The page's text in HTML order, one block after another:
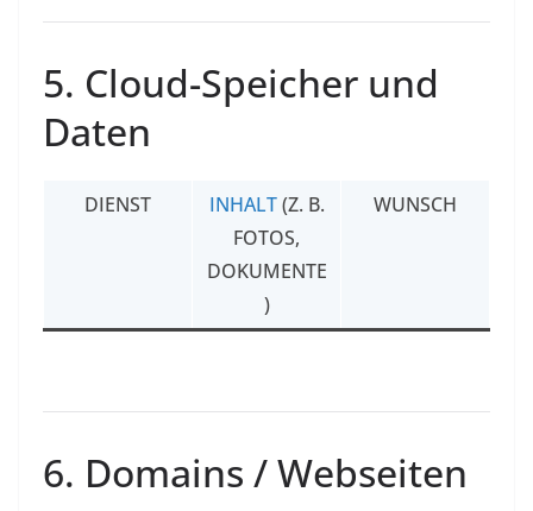
5. Cloud-Speicher und
Daten
DIENST INHALT(Z. B.
FOTOS,
DOKUMENTE
)
WUNSCH
6. Domains / Webseiten